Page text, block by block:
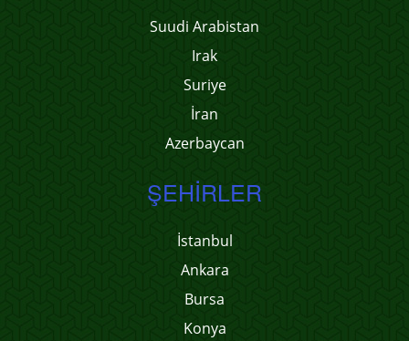
Suudi Arabistan
Irak
Suriye
İran
Azerbaycan
ŞEHIRLER
İstanbul
Ankara
Bursa
Konya